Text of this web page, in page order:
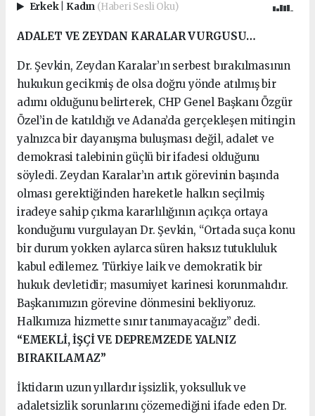
Erkek Kadın (Haberi Sesli Oku)
ADALET VE ZEYDAN KARALAR VURGUSU…
Dr. Şevkin, Zeydan Karalar’ın serbest bırakılmasının
hukukun gecikmiş de olsa doğru yönde atılmış bir
adımı olduğunu belirterek, CHP Genel Başkanı Özgür
Özel’in de katıldığı ve Adana’da gerçekleşen mitingin
yalnızca bir dayanışma buluşması değil, adalet ve
demokrasi talebinin güçlü bir ifadesi olduğunu
söyledi. Zeydan Karalar’ın artık görevinin başında
olması gerektiğinden hareketle halkın seçilmiş
iradeye sahip çıkma kararlılığının açıkça ortaya
konduğunu vurgulayan Dr. Şevkin, “Ortada suça konu
bir durum yokken aylarca süren haksız tutukluluk
kabul edilemez. Türkiye laik ve demokratik bir
hukuk devletidir; masumiyet karinesi korunmalıdır.
Başkanımızın görevine dönmesini bekliyoruz.
Halkımıza hizmette sınır tanımayacağız” dedi.
“EMEKLİ, İŞÇİ VE DEPREMZEDE YALNIZ
BIRAKILAMAZ”
İktidarın uzun yıllardır işsizlik, yoksulluk ve
adaletsizlik sorunlarını çözemediğini ifade eden Dr.